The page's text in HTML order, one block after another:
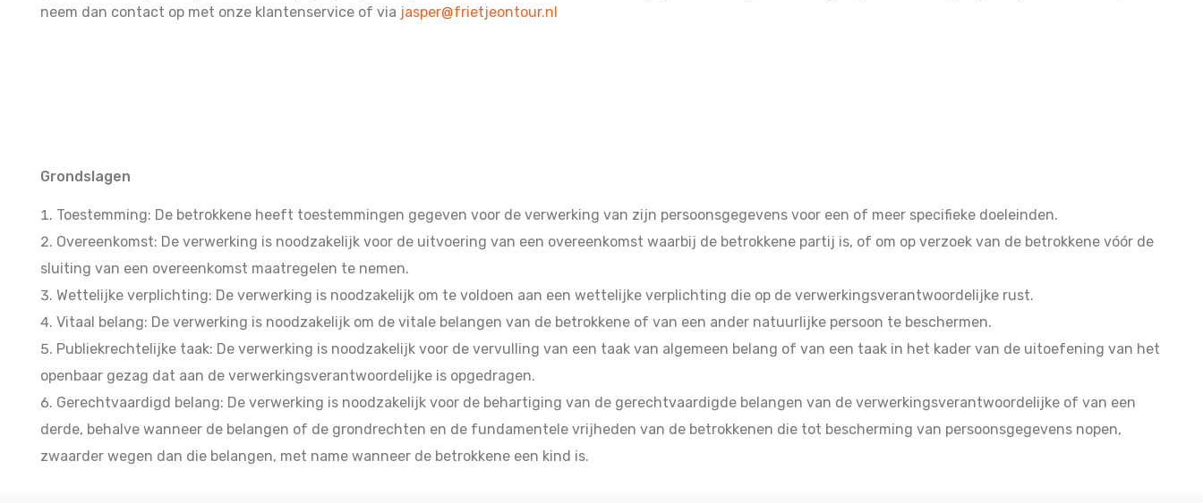
neem dan contact op met onze klantenservice of via jasper@frietjeontour.nl
Grondslagen
Toestemming: De betrokkene heeft toestemmingen gegeven voor de verwerking van zijn persoonsgegevens voor een of meer specifieke doeleinden.
Overeenkomst: De verwerking is noodzakelijk voor de uitvoering van een overeenkomst waarbij de betrokkene partij is, of om op verzoek van de betrokkene vóór de
sluiting van een overeenkomst maatregelen te nemen.
Wettelijke verplichting: De verwerking is noodzakelijk om te voldoen aan een wettelijke verplichting die op de verwerkingsverantwoordelijke rust.
Vitaal belang: De verwerking is noodzakelijk om de vitale belangen van de betrokkene of van een ander natuurlijke persoon te beschermen.
Publiekrechtelijke taak: De verwerking is noodzakelijk voor de vervulling van een taak van algemeen belang of van een taak in het kader van de uitoefening van het
openbaar gezag dat aan de verwerkingsverantwoordelijke is opgedragen.
Gerechtvaardigd belang: De verwerking is noodzakelijk voor de behartiging van de gerechtvaardigde belangen van de verwerkingsverantwoordelijke of van een
derde, behalve wanneer de belangen of de grondrechten en de fundamentele vrijheden van de betrokkenen die tot bescherming van persoonsgegevens nopen,
zwaarder wegen dan die belangen, met name wanneer de betrokkene een kind is.